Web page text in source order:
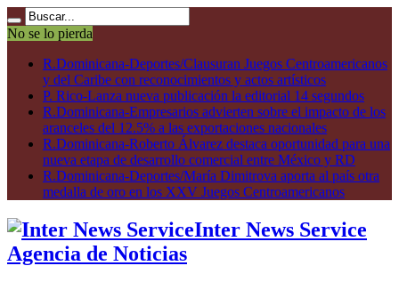
No se lo pierda
R.Dominicana-Deportes/Clausuran Juegos Centroamericanos
y del Caribe con reconocimientos y actos artísticos
P. Rico-Lanza nueva publicación la editorial 14 segundos
R.Dominicana-Empresarios advierten sobre el impacto de los
aranceles del 12.5% a las exportaciones nacionales
R.Dominicana-Roberto Álvarez destaca oportunidad para una
nueva etapa de desarrollo comercial entre México y RD
R.Dominicana-Deportes/María Dimitrova aporta al país otra
medalla de oro en los XXV Juegos Centroamericanos
Inter News Service
Agencia de Noticias